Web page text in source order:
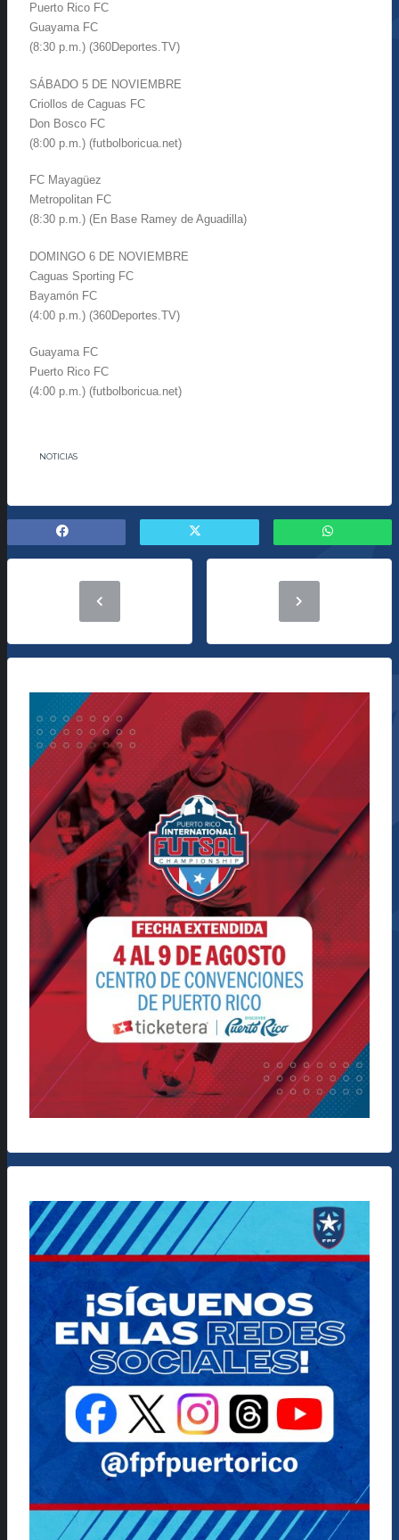
Puerto Rico FC
Guayama FC
(8:30 p.m.) (360Deportes.TV)
SÁBADO 5 DE NOVIEMBRE
Criollos de Caguas FC
Don Bosco FC
(8:00 p.m.) (futbolboricua.net)
FC Mayagüez
Metropolitan FC
(8:30 p.m.) (En Base Ramey de Aguadilla)
DOMINGO 6 DE NOVIEMBRE
Caguas Sporting FC
Bayamón FC
(4:00 p.m.) (360Deportes.TV)
Guayama FC
Puerto Rico FC
(4:00 p.m.) (futbolboricua.net)
NOTICIAS